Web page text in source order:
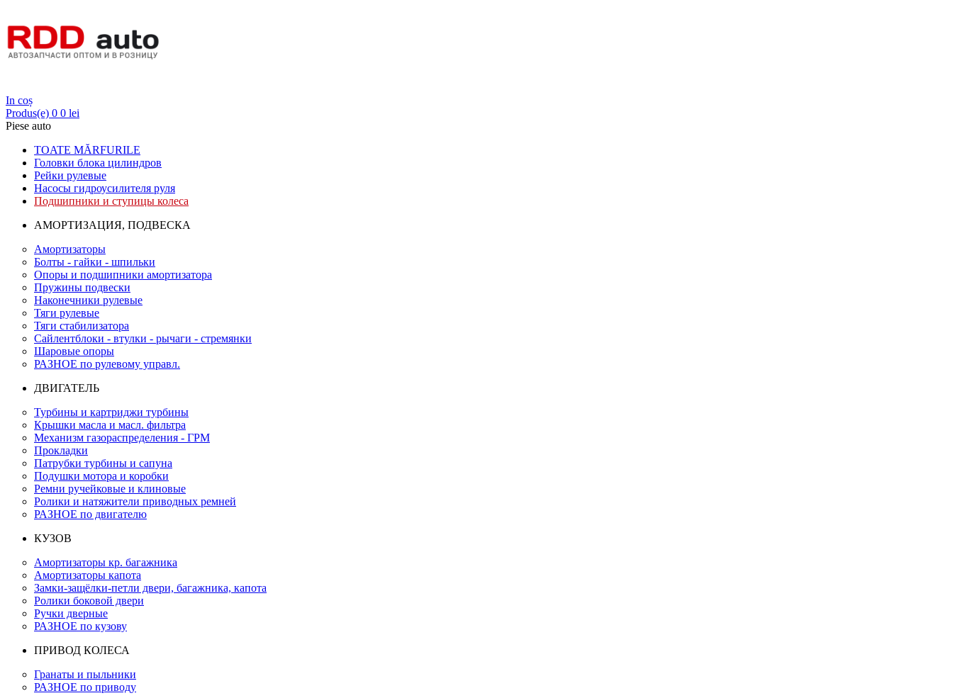
In coș
Produs(e) 0 0 lei
Piese auto
TOATE MĂRFURILE
Головки блока цилиндров
Рейки рулевые
Насосы гидроусилителя руля
Подшипники и ступицы колеса
АМОРТИЗАЦИЯ, ПОДВЕСКА
Амортизаторы
Болты - гайки - шпильки
Опоры и подшипники амортизатора
Пружины подвески
Наконечники рулевые
Тяги рулевые
Тяги стабилизатора
Сайлентблоки - втулки - рычаги - стремянки
Шаровые опоры
РАЗНОЕ по рулевому управл.
ДВИГАТЕЛЬ
Турбины и картриджи турбины
Крышки масла и масл. фильтра
Механизм газораспределения - ГРМ
Прокладки
Патрубки турбины и сапуна
Подушки мотора и коробки
Ремни ручейковые и клиновые
Ролики и натяжители приводных ремней
РАЗНОЕ по двигателю
КУЗОВ
Амортизаторы кр. багажника
Амортизаторы капота
Замки-защёлки-петли двери, багажника, капота
Ролики боковой двери
Ручки дверные
РАЗНОЕ по кузову
ПРИВОД КОЛЕСА
Гранаты и пыльники
РАЗНОЕ по приводу